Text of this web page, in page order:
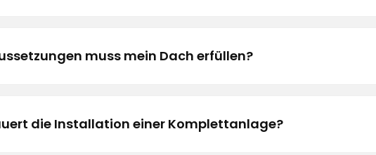
muss mein Dach erfüllen?
die Installation einer Komplettanlage?